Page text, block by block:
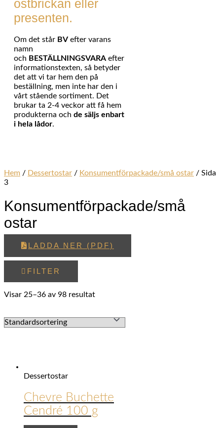
ostbrickan eller
presenten.
Om det står BV efter varans
namn
och BESTÄLLNINGSVARA efter
informationstexten, så betyder
det att vi tar hem den på
beställning, men inte har den i
vårt stående sortiment. Det
brukar ta 2-4 veckor att få hem
produkterna och de säljs enbart
i hela lådor.
Hem / Dessertostar / Konsumentförpackade/små ostar / Sida
3
Konsumentförpackade/små
ostar
LADDA NER (PDF)
FILTER
Visar 25–36 av 98 resultat
Dessertostar
Chevre Buchette
Cendré 100 g